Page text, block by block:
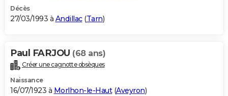
Décès
27/03/1993 à Andillac(Tarn)
Paul FARJOU (68 ans)
Créer une cagnotte obsèques
Naissance
16/07/1923 à Morlhon-le-Haut(Aveyron)